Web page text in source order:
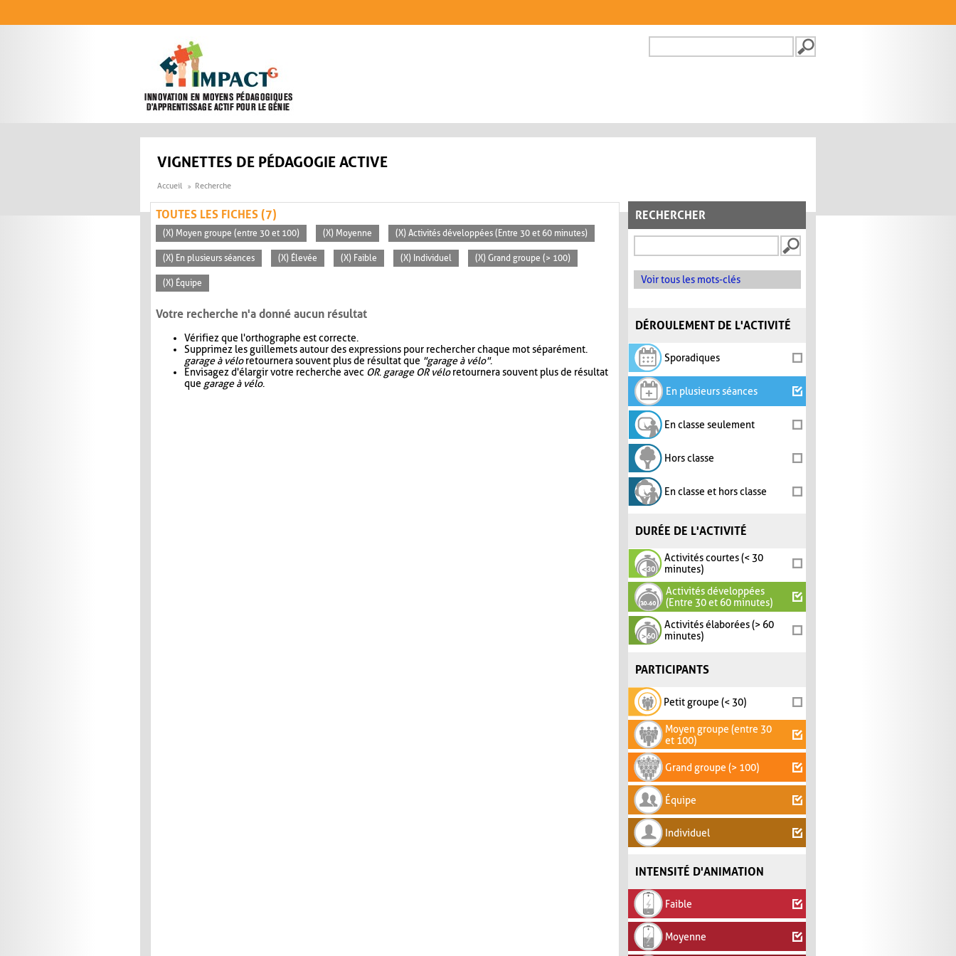
FORMULAIRE DE
VIGNETTES DE PÉDAGOGIE ACTIVE
Accueil Recherche
RECHERCHER
Voir tous les mots-clés
DÉROULEMENT DE L'ACTIVITÉ
Sporadiques
En plusieurs séances
En classe seulement
Hors classe
En classe et hors classe
DURÉE DE L'ACTIVITÉ
Activités courtes (< 30
minutes)
Activités développées
(Entre 30 et 60 minutes)
Activités élaborées (> 60
minutes)
PARTICIPANTS
Petit groupe (< 30)
Moyen groupe (entre 30
et 100)
Grand groupe (> 100)
Équipe
Individuel
INTENSITÉ D'ANIMATION
Faible
Moyenne
TOUTES LES FICHES (7)
(X) Moyen groupe (entre 30 et 100) (X) Moyenne (X) Activités développées (Entre 30 et 60 minutes)
(X) En plusieurs séances (X) Élevée (X) Faible (X) Individuel (X) Grand groupe (> 100)
(X) Équipe
Votre recherche n'a donné aucun résultat
Vérifiez que l'orthographe est correcte.
Supprimez les guillemets autour des expressions pour rechercher chaque mot séparément.
garage à véloretournera souvent plus de résultat que "garage à vélo".
Envisagez d'élargir votre recherche avec OR. garage OR véloretournera souvent plus de résultat
que garage à vélo.